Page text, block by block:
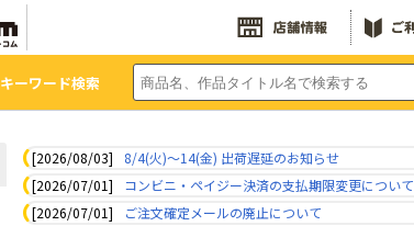
キーワード検索
[2026/08/03]
8/4(火)～14(金) 出荷遅延のお知らせ
[2026/07/01]
コンビニ・ペイジー決済の支払期限変更について
[2026/07/01]
ご注文確定メールの廃止について